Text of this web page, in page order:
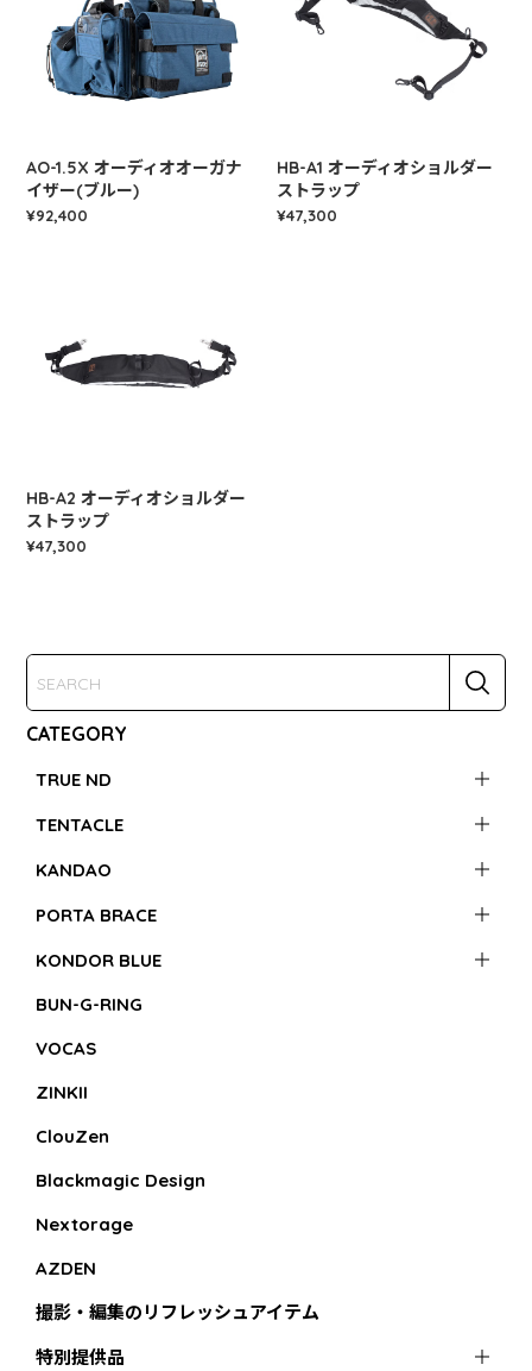
CATEGORY
TRUE ND
TENTACLE
KANDAO
PORTA BRACE
KONDOR BLUE
BUN-G-RING
VOCAS
ZINKII
ClouZen
Blackmagic Design
Nextorage
AZDEN
撮影・編集のリフレッシュアイテム
特別提供品
AO-1.5X オーディオオーガナ
イザー(ブルー)
¥92,400
HB-A1 オーディオショルダー
ストラップ
¥47,300
HB-A2 オーディオショルダー
ストラップ
¥47,300